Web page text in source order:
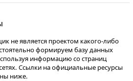
не является проектом какого-либо
формируем базу данных
информацию со страниц
Ссылки на официальные ресурсы
ниже.